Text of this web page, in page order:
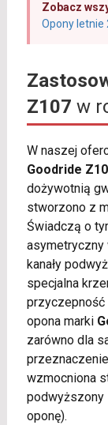
Zobacz
Opony letnie
Z107 w
W naszej
Goodride
dożywotnią
stworzono z
Świadczą o
asymetryczny
kanały
specjalna
przyczepność
opona marki
zarówno dla
wzmocniona
podwyższony
oponę).